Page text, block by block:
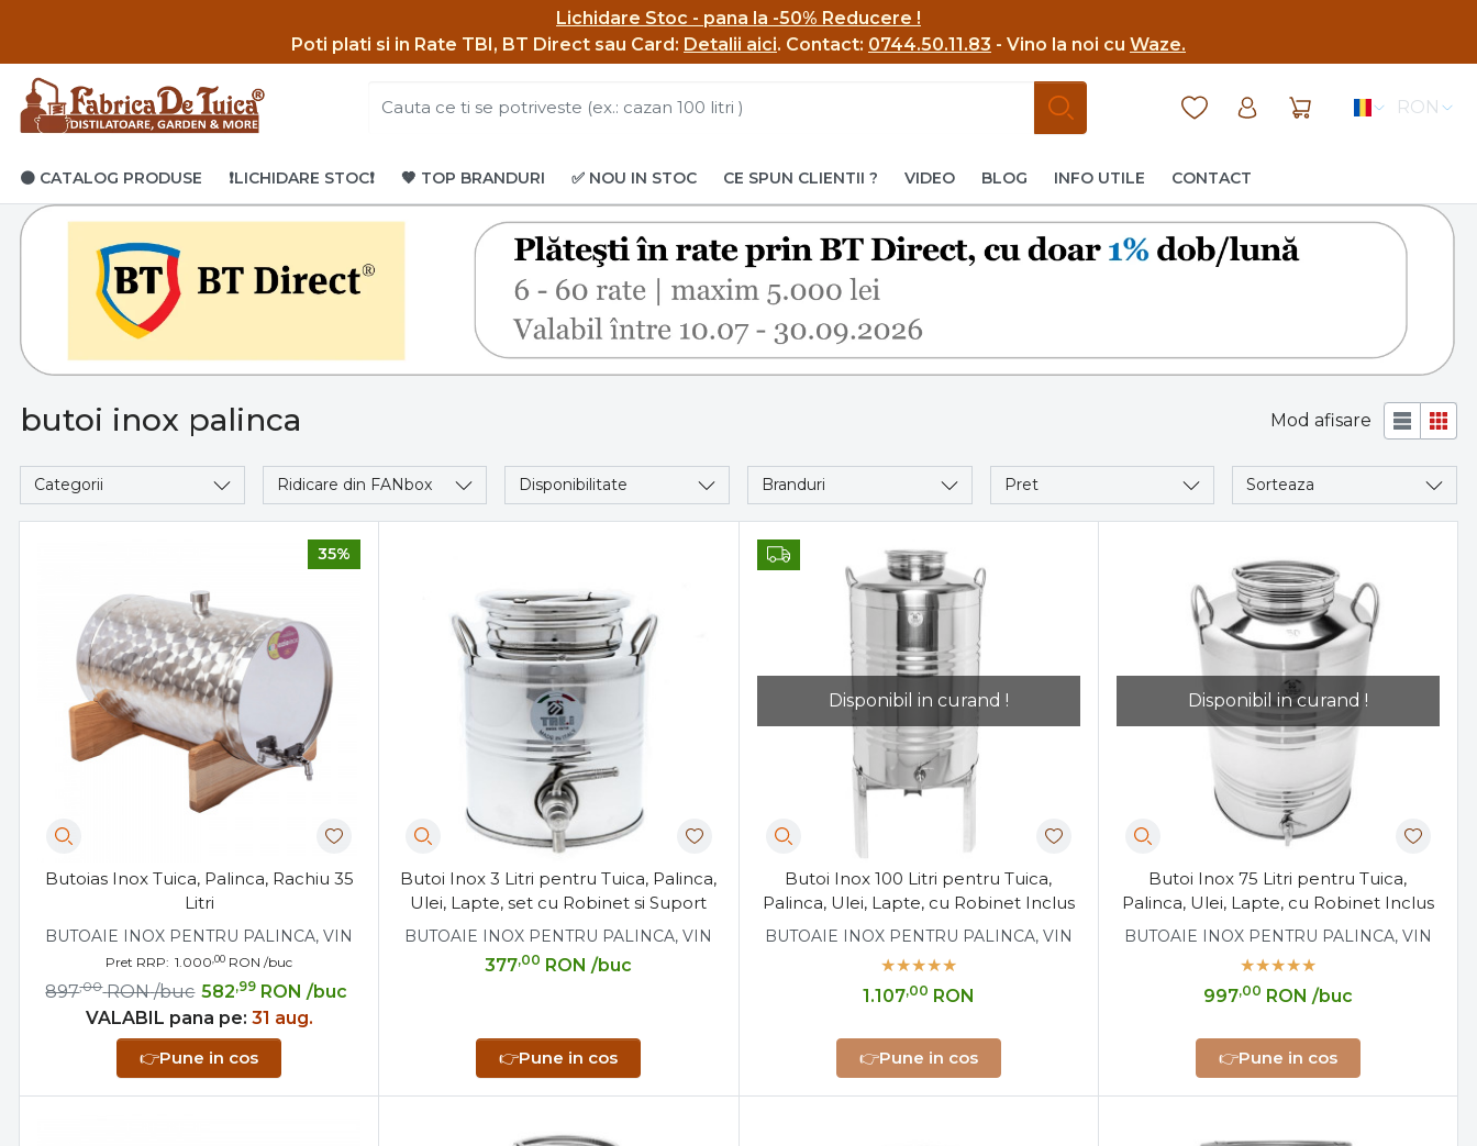
Lichidare Stoc - pana la -50% Reducere !
Poti plati si in Rate TBI, BT Direct sau Card: Detalii aici. Contact: 0744.50.11.83 - Vino la noi cu Waze.
RON
🟤 CATALOG PRODUSE ❗LICHIDARE STOC❗ 🤎 TOP BRANDURI ✅ NOU IN STOC CE SPUN CLIENTII ? VIDEO BLOG INFO UTILE CONTACT
butoi inox palinca Mod afisare
Categorii Ridicare din FANbox Disponibilitate Branduri Pret Sorteaza
35%
Butoias Inox Tuica, Palinca, Rachiu 35
Litri
BUTOAIE INOX PENTRU PALINCA, VIN
Pret RRP: 1.000,00 RON /buc
582,99 RON /buc
897,00 RON /buc
VALABIL pana pe: 31 aug.
👉Pune in cos
Butoi Inox 3 Litri pentru Tuica, Palinca,
Ulei, Lapte, set cu Robinet si Suport
BUTOAIE INOX PENTRU PALINCA, VIN
377,00 RON /buc
👉Pune in cos
Disponibil in curand !
Butoi Inox 100 Litri pentru Tuica,
Palinca, Ulei, Lapte, cu Robinet Inclus
BUTOAIE INOX PENTRU PALINCA, VIN
1.107,00 RON
👉Pune in cos
Disponibil in curand !
Butoi Inox 75 Litri pentru Tuica,
Palinca, Ulei, Lapte, cu Robinet Inclus
BUTOAIE INOX PENTRU PALINCA, VIN
997,00 RON /buc
👉Pune in cos